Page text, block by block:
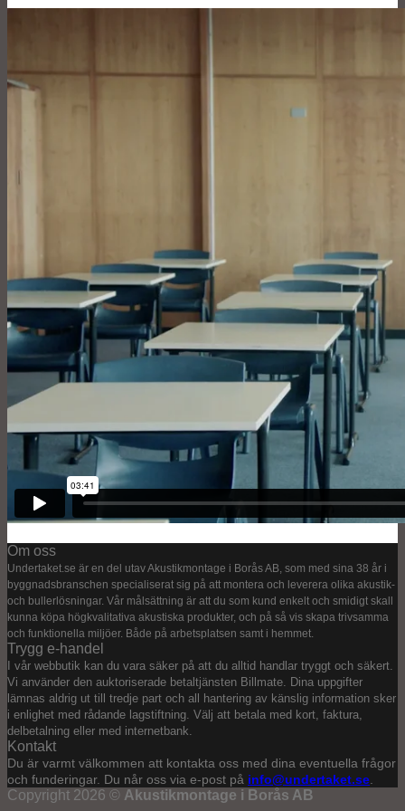
Om oss
Undertaket.se är en del utav Akustikmontage i Borås AB, som med sina 38 år i
byggnadsbranschen specialiserat sig på att montera och leverera olika akustik-
och bullerlösningar. Vår målsättning är att du som kund enkelt och smidigt skall
kunna köpa högkvalitativa akustiska produkter, och på så vis skapa trivsamma
och funktionella miljöer. Både på arbetsplatsen samt i hemmet.
Trygg e-handel
I vår webbutik kan du vara säker på att du alltid handlar tryggt och säkert.
Vi använder den auktoriserade betaltjänsten Billmate. Dina uppgifter
lämnas aldrig ut till tredje part och all hantering av känslig information sker
i enlighet med rådande lagstiftning. Välj att betala med kort, faktura,
delbetalning eller med internetbank.
Kontakt
Du är varmt välkommen att kontakta oss med dina eventuella frågor
och funderingar. Du når oss via e-post på info@undertaket.se.
Copyright 2026 © Akustikmontage i Borås AB